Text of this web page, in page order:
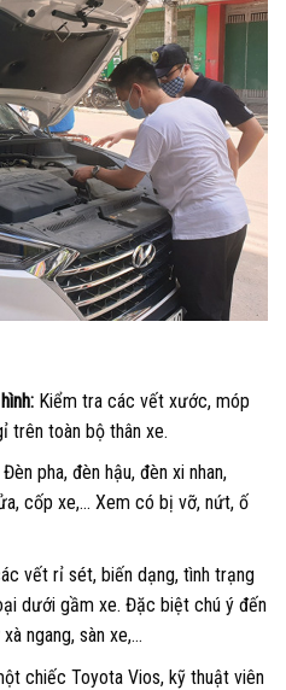
Kiểm tra các vết xước, móp
trên toàn bộ thân xe.
pha, đèn hậu, đèn xi nhan,
cốp xe,… Xem có bị vỡ, nứt, ố
vết rỉ sét, biến dạng, tình trạng
dưới gầm xe. Đặc biệt chú ý đến
ngang, sàn xe,…
chiếc Toyota Vios, kỹ thuật viên